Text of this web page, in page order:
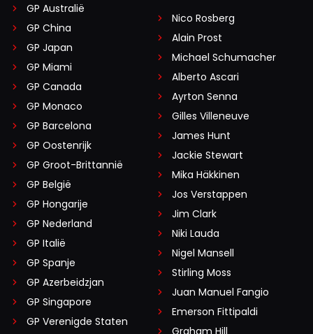
GP Australië
GP China
GP Japan
GP Miami
GP Canada
GP Monaco
GP Barcelona
GP Oostenrijk
GP Groot-Brittannië
GP België
GP Hongarije
GP Nederland
GP Italië
GP Spanje
GP Azerbeidzjan
GP Singapore
GP Verenigde Staten
Nico Rosberg
Alain Prost
Michael Schumacher
Alberto Ascari
Ayrton Senna
Gilles Villeneuve
James Hunt
Jackie Stewart
Mika Häkkinen
Jos Verstappen
Jim Clark
Niki Lauda
Nigel Mansell
Stirling Moss
Juan Manuel Fangio
Emerson Fittipaldi
Graham Hill